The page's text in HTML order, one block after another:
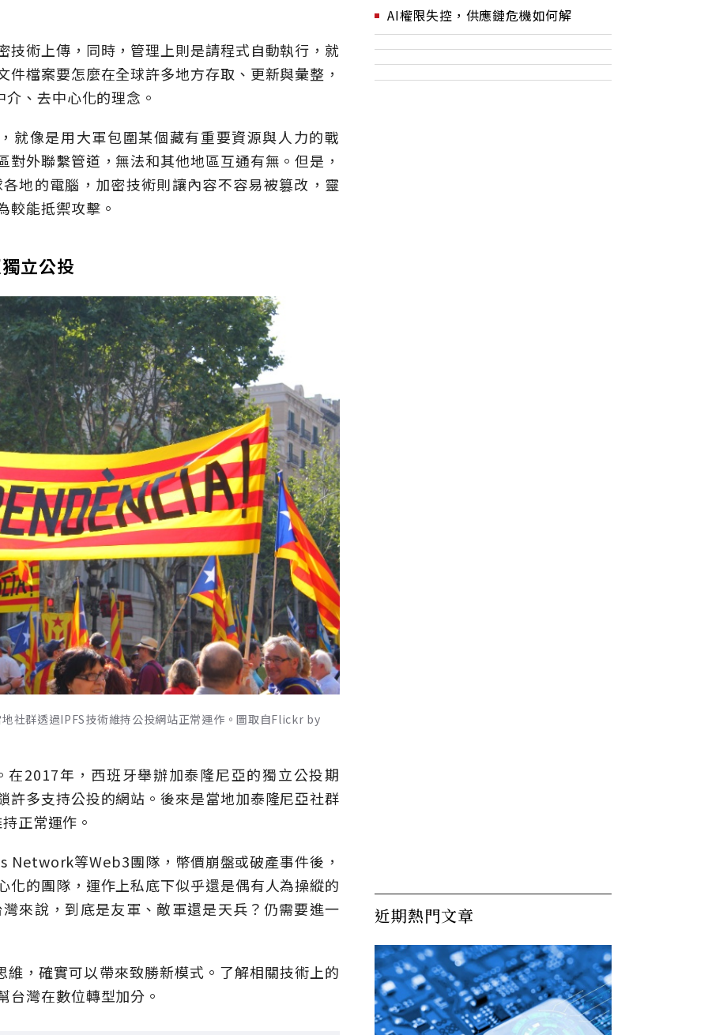
技術上傳，同時，管理上則是請程式自動執行，就
檔案要怎麼在全球許多地方存取、更新與彙整，
、去中心化的理念。
就像是用大軍包圍某個藏有重要資源與人力的戰
外聯繫管道，無法和其他地區互通有無。但是，
地的電腦，加密技術則讓內容不容易被篡改，靈
較能抵禦攻擊。
立公投
社群透過IPFS技術維持公投網站正常運作。圖取自Flickr by
2017年，西班牙舉辦加泰隆尼亞的獨立公投期
許多支持公投的網站。後來是當地加泰隆尼亞社群
正常運作。
Network等Web3團隊，幣價崩盤或破產事件後，
化的團隊，運作上私底下似乎還是偶有人為操縱的
來說，到底是友軍、敵軍還是天兵？仍需要進一
，確實可以帶來致勝新模式。了解相關技術上的
台灣在數位轉型加分。
AI權限失控，供應鏈危機如何解
近期熱門文章